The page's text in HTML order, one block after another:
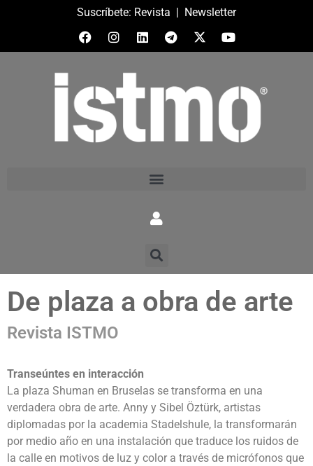
Suscríbete: Revista | Newsletter
De plaza a obra de arte
Revista ISTMO
Transeúntes en interacción
La plaza Shuman en Bruselas se transforma en una
verdadera obra de arte. Anny y Sibel Öztürk, artistas
diplomadas por la academia Stadelshule, la transformarán
por medio año en una instalación que traduce los ruidos de
la calle en motivos de luz y color a través de micrófonos que